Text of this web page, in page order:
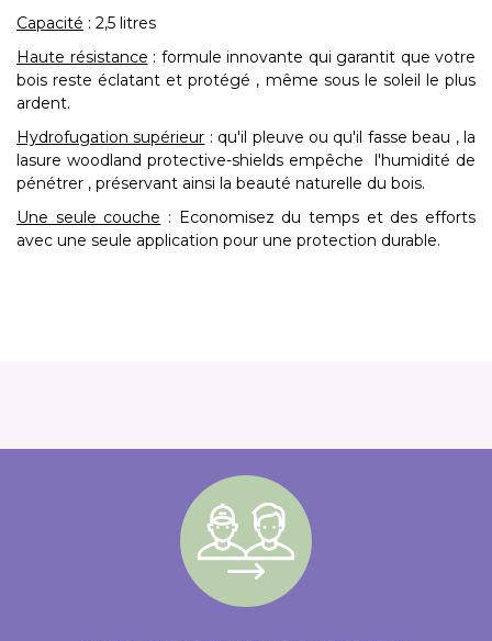
Capacité : 2,5 litres
Haute résistance : formule innovante qui garantit que votre
bois reste éclatant et protégé , même sous le soleil le plus
ardent.
Hydrofugation supérieur : qu'il pleuve ou qu'il fasse beau , la
lasure woodland protective-shields empêche l'humidité de
pénétrer , préservant ainsi la beauté naturelle du bois.
Une seule couche : Economisez du temps et des efforts
avec une seule application pour une protection durable.